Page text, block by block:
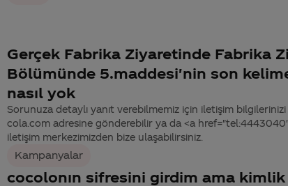
Gerçek Fabrika Ziyaretinde Fabrika
Bölümünde 5.maddesi'nin son
nasıl yok
Sorunuza detaylı yanıt verebilmemiz için iletişim
cola.com adresine gönderebilir ya da <a
iletişim merkezimizden bize ulaşabilirsiniz.
Kampanyalar
cocolonın sifresini girdim ama kimlik